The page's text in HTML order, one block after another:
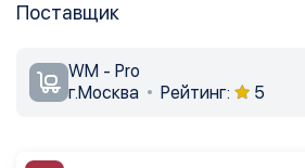
Поставщик
WM - Pro
г.Москва
Рейтинг: 5